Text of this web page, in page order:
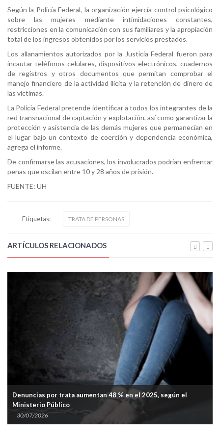
Según la Policía Federal, la organización ejercía control psicológico
sobre las mujeres mediante intimidaciones constantes,
restricciones en la comunicación con sus familiares y la apropiación
total de los ingresos obtenidos por los servicios prestados.
Los allanamientos autorizados por la Justicia Federal fueron para
incautar teléfonos celulares, dispositivos electrónicos, cuadernos
de registros y otros documentos que permitan comprobar el
manejo financiero de la actividad ilícita y la retención de dinero de
las víctimas.
La Policía Federal pretende identificar a todos los integrantes de la
red transnacional de captación y explotación, así como garantizar la
protección y asistencia de las demás mujeres que permanecían en
el lugar bajo un contexto de coerción y dependencia económica,
agrega el informe.
De confirmarse las acusaciones, los involucrados podrían enfrentar
penas que oscilan entre 10 y 28 años de prisión.
FUENTE: UH
Etiquetas: TRATA DE PERSONAS
ARTÍCULOS RELACIONADOS
48 % en el 2025, según el
Operativo binacional
bajo amenazas hacia
30/07/2026